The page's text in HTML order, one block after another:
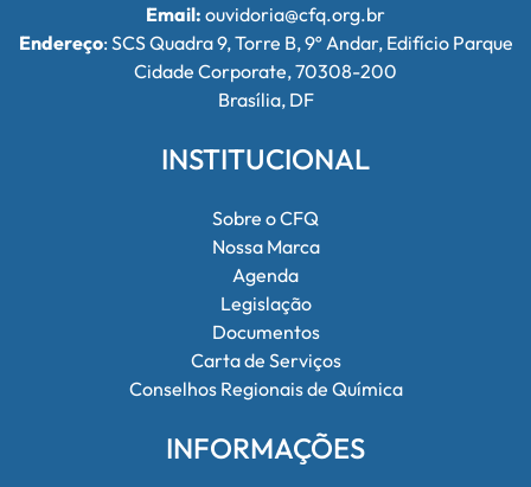
Email: ouvidoria@cfq.org.br
Endereço: SCS Quadra 9, Torre B, 9º Andar, Edifício Parque
Cidade Corporate, 70308-200
Brasília, DF
INSTITUCIONAL
Sobre o CFQ
Nossa Marca
Agenda
Legislação
Documentos
Carta de Serviços
Conselhos Regionais de Química
INFORMAÇÕES